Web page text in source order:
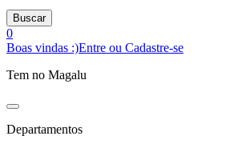
Buscar
0
Boas vindas :)Entre ou Cadastre-se
Tem no Magalu
Departamentos